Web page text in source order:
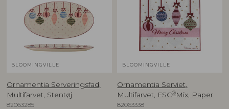
BLOOMINGVILLE
Ornamentia Serveringsfad,
Multifarvet, Stentøj
82063285
BLOOMINGVILLE
Ornamentia Serviet,
Multifarvet, FSC®Mix, Paper
82063338